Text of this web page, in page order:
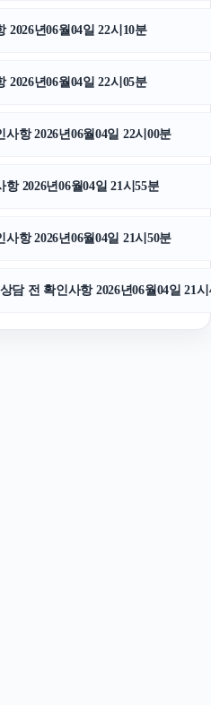
년06월04일 22시10분
2026년06월04일 22시05분
항 2026년06월04일 22시00분
2026년06월04일 21시55분
항 2026년06월04일 21시50분
담 전 확인사항 2026년06월04일 21시